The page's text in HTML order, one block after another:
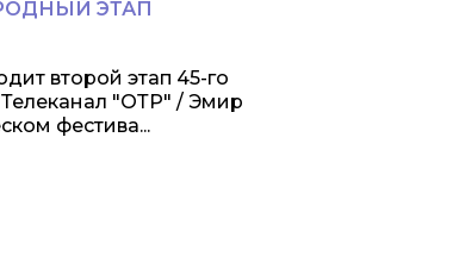
ЭТАП
второй этап 45-го
"ОТР" / Эмир
фестива...